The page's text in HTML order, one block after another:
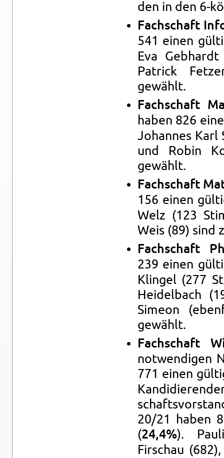
den in den 6-
Fach­schaft
541 einen
Eva
Patrick
gewählt.
Fach­schaft
haben 826
Jo­hannes Karl
und Robin
gewählt.
Fach­schaft
156 einen
Welz (123
Weis (89) sind
Fach­schaft
239 einen
Klin­gel (277
Hei­del­bach
Simeon
gewählt.
Fach­schaft
notwendi­gen
771 einen
20/21 haben
(24,4%).
Firschau